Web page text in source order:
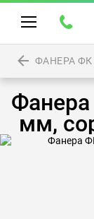
ФАНЕРА ФК
мм,